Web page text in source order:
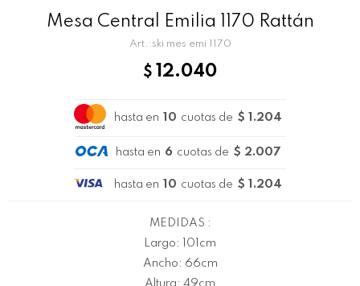
Mesa Central Emilia 1170 Rattán
ski mes emi 1170
$ 12.040
hasta en 10 cuotas de $ 1.204
hasta en 6 cuotas de $ 2.007
hasta en 10 cuotas de $ 1.204
MEDIDAS :
Largo: 101cm
Ancho: 66cm
Altura: 49cm